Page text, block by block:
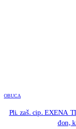
OBUCA
Pli. zaš. cip. EXENA
đon,